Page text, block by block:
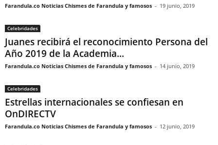
Farandula.co Noticias Chismes de Farandula y famosos - 19 junio, 2019
Celebridades
Juanes recibirá el reconocimiento Persona del
Año 2019 de la Academia...
Farandula.co Noticias Chismes de Farandula y famosos - 14 junio, 2019
Celebridades
Estrellas internacionales se confiesan en
OnDIRECTV
Farandula.co Noticias Chismes de Farandula y famosos - 12 junio, 2019